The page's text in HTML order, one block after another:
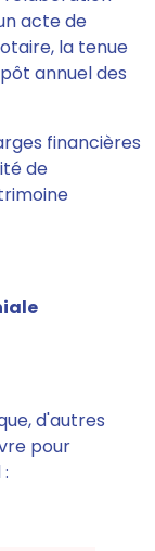
acte de
la tenue
annuel des
financières
de
d'autres
pour